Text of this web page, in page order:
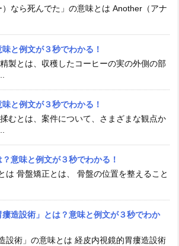
）なら死んでた」の意味とは Another（アナ
味と例文が３秒でわかる！
精製とは、収穫したコーヒーの実の外側の部
味と例文が３秒でわかる！
揉むとは、案件について、さまざまな観点か
？意味と例文が３秒でわかる！
は 骨盤矯正とは、 骨盤の位置を整えること
瘻造設術」とは？意味と例文が３秒でわか
設術」の意味とは 経皮内視鏡的胃瘻造設術